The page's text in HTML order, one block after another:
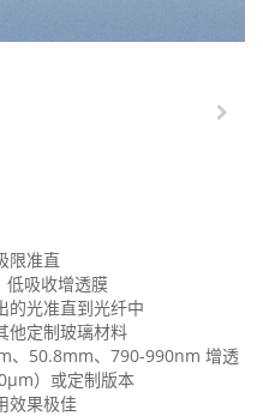
限准直
低吸收增透膜
的光准直到光纤中
他定制玻璃材料
、50.8mm、790-990nm 增透
）或定制版本
效果极佳